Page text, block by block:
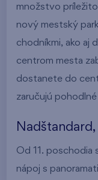
množstvo
nový mestský
chodníkmi, ako aj
centrom mesta
dostanete do
zaručujú
Od 11.
nápoj s